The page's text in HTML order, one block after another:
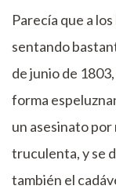
Parecía que a
sentando
de junio de
forma
un asesinato por
truculenta, y se
también el